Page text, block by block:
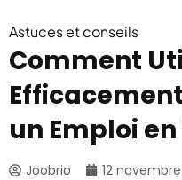
Astuces et conseils
Comment
un Emploi
Joobrio 12